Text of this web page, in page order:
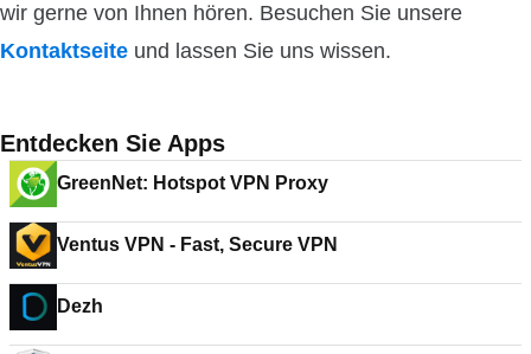
wir gerne von Ihnen hören. Besuchen Sie unsere
Kontaktseite und lassen Sie uns wissen.
Entdecken Sie Apps
GreenNet: Hotspot VPN Proxy
Ventus VPN - Fast, Secure VPN
Dezh